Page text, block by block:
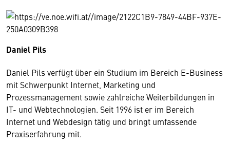
Daniel Pils
Daniel Pils verfügt über ein Studium im Bereich E-Business
mit Schwerpunkt Internet, Marketing und
Prozessmanagement sowie zahlreiche Weiterbildungen in
IT- und Webtechnologien. Seit 1996 ist er im Bereich
Internet und Webdesign tätig und bringt umfassende
Praxiserfahrung mit.